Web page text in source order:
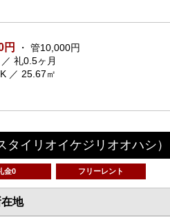
円
・ 管10,000円
礼0.5ヶ月
／ 25.67㎡
タイリオイケジリオオハシ）
金0 フリーレント
在地